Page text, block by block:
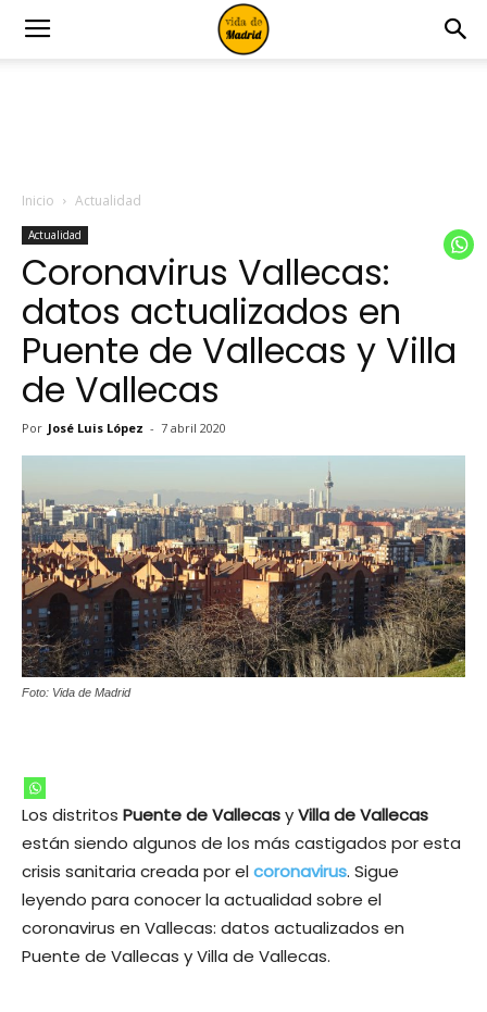
Inicio Actualidad
Actualidad
Coronavirus Vallecas:
datos actualizados en
Puente de Vallecas y Villa
de Vallecas
Por José Luis López - 7 abril 2020
Foto: Vida de Madrid
Los distritos Puente de VallecasyVilla de Vallecas
están siendo algunos de los más castigados por esta
crisis sanitaria creada por elcoronavirus. Sigue
leyendo para conocer la actualidad sobre el
coronavirus en Vallecas: datos actualizados en
Puente de Vallecas y Villa de Vallecas.